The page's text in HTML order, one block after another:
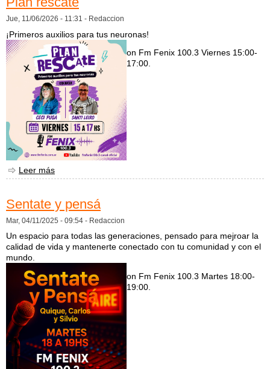
Jue, 11/06/2026 - 11:31 - Redaccion
¡Primeros auxilios para tus neuronas!
on Fm Fenix 100.3 Viernes 15:00-
17:00.
Leer más
Sentate y pensá
Mar, 04/11/2025 - 09:54 - Redaccion
Un espacio para todas las generaciones, pensado para mejroar la
calidad de vida y mantenerte conectado con tu comunidad y con el
mundo.
on Fm Fenix 100.3 Martes 18:00-
19:00.